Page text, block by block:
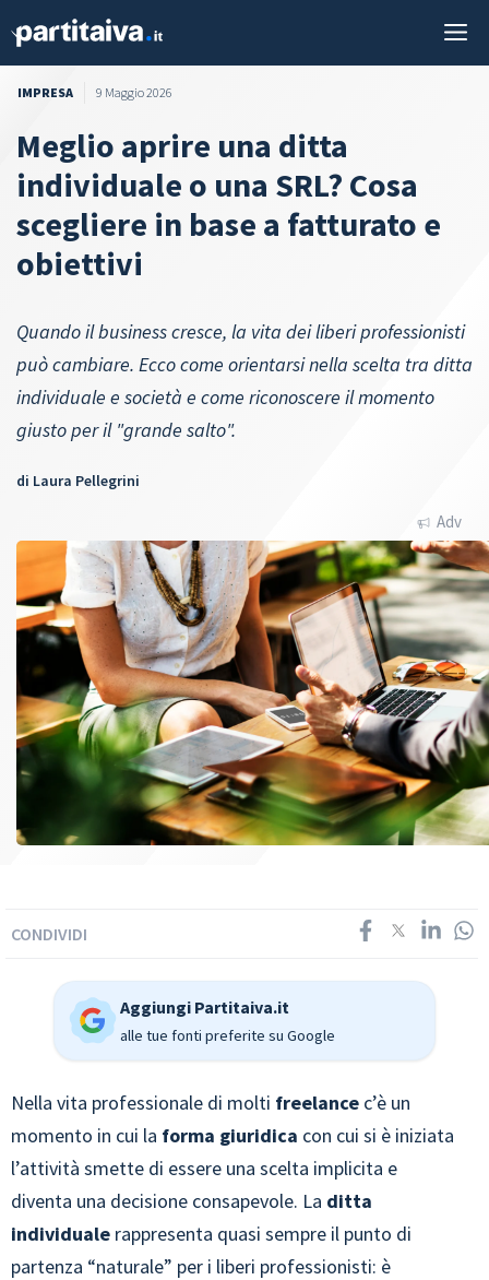
IMPRESA 9 Maggio 2026
Meglio aprire una ditta
individuale o una SRL? Cosa
scegliere in base a fatturato e
obiettivi
Quando il business cresce, la vita dei liberi professionisti
può cambiare. Ecco come orientarsi nella scelta tra ditta
individuale e società e come riconoscere il momento
giusto per il "grande salto".
di Laura Pellegrini
Adv
CONDIVIDI
Aggiungi Partitaiva.it
alle tue fonti preferite su Google
Nella vita professionale di molti freelance c’è un
momento in cui la forma giuridica con cui si è iniziata
l’attività smette di essere una scelta implicita e
diventa una decisione consapevole. La ditta
individuale rappresenta quasi sempre il punto di
partenza “naturale” per i liberi professionisti: è